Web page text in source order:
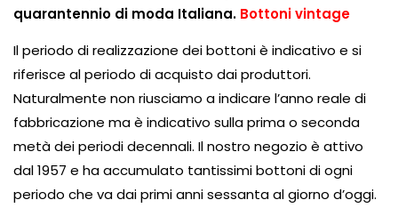
quarantennio di moda Italiana. Bottoni vintage
Il periodo di realizzazione dei bottoni è indicativo e si
riferisce al periodo di acquisto dai produttori.
Naturalmente non riusciamo a indicare l’anno reale di
fabbricazione ma è indicativo sulla prima o seconda
metà dei periodi decennali. Il nostro negozio è attivo
dal 1957 e ha accumulato tantissimi bottoni di ogni
periodo che va dai primi anni sessanta al giorno d’oggi.